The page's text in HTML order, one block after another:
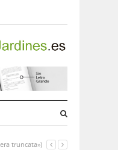
truncata»)